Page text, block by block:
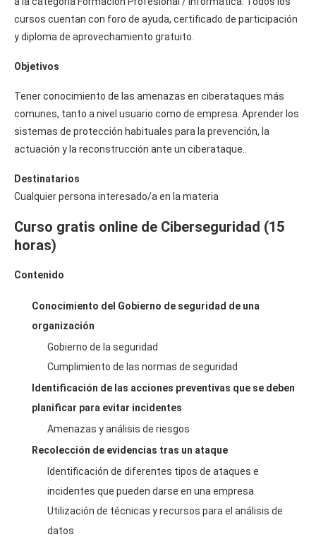
cursos cuentan con foro de ayuda, certificado de participación
y diploma de aprovechamiento gratuito.
Objetivos
Tener conocimiento de las amenazas en ciberataques más
comunes, tanto a nivel usuario como de empresa. Aprender los
sistemas de protección habituales para la prevención, la
actuación y la reconstrucción ante un ciberataque..
Destinatarios
Cualquier persona interesado/a en la materia
Curso gratis online de Ciberseguridad (15
horas)
Contenido
Conocimiento del Gobierno de seguridad de una
organización
Gobierno de la seguridad
Cumplimiento de las normas de seguridad
Identificación de las acciones preventivas que se deben
planificar para evitar incidentes
Amenazas y análisis de riesgos
Recolección de evidencias tras un ataque
Identificación de diferentes tipos de ataques e
incidentes que pueden darse en una empresa
Utilización de técnicas y recursos para el análisis de
datos